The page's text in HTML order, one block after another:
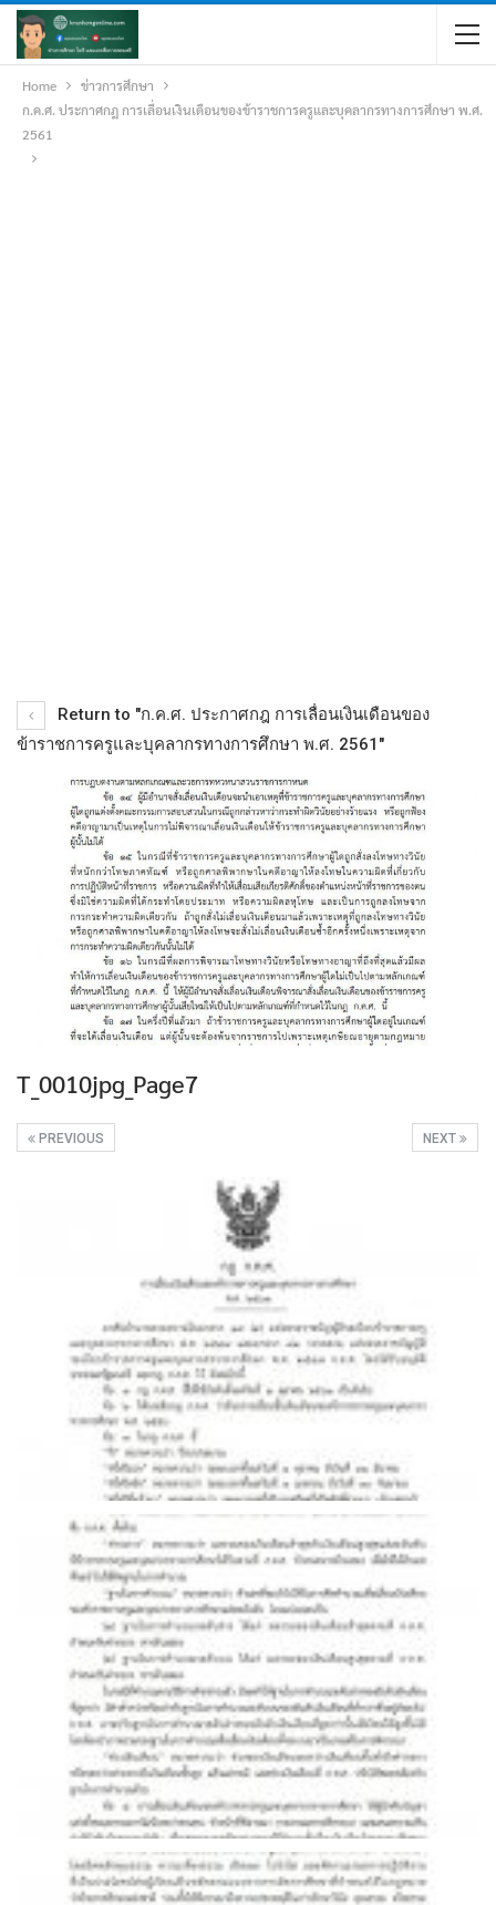
Home
ข่าวการศึกษา
ก.ค.ศ. ประกาศกฎ การเลื่อนเงินเดือนของข้าราชการครูและบุคลากรทางการศึกษา พ.ศ.
2561
Return to "ก.ค.ศ. ประกาศกฎ การเลื่อนเงินเดือนของ
ข้าราชการครูและบุคลากรทางการศึกษา พ.ศ. 2561"
T_0010jpg_Page7
NEXT
PREVIOUS